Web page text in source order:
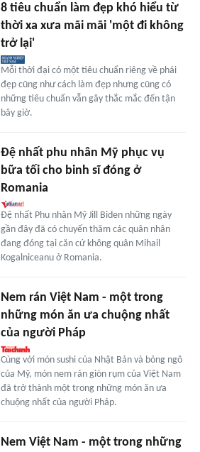
8 tiêu chuẩn làm đẹp khó hiểu từ
thời xa xưa mãi mãi 'một đi không
trở lại'
Mỗi thời đại có một tiêu chuẩn riêng về phái
đẹp cũng như cách làm đẹp nhưng cũng có
những tiêu chuẩn vẫn gây thắc mắc đến tận
bây giờ.
Đệ nhất phu nhân Mỹ phục vụ
bữa tối cho binh sĩ đóng ở
Romania
Đệ nhất Phu nhân Mỹ Jill Biden những ngày
gần đây đã có chuyến thăm các quân nhân
đang đóng tại căn cứ không quân Mihail
Kogalniceanu ở Romania.
Nem rán Việt Nam - một trong
những món ăn ưa chuộng nhất
của người Pháp
Cùng với món sushi của Nhật Bản và bỏng ngô
của Mỹ, món nem rán giòn rụm của Việt Nam
đã trở thành một trong những món ăn ưa
chuộng nhất của người Pháp.
Nem Việt Nam - một trong những